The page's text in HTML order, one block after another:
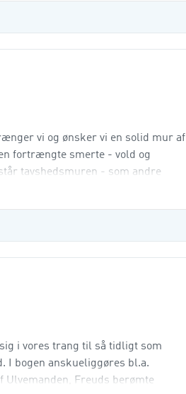
vi og ønsker vi en solid mur af
fortrængte smerte - vold og
tavshedsmuren - som andre
i vores trang til så tidligt som
I bogen anskueliggøres bl.a.
Freuds berømte